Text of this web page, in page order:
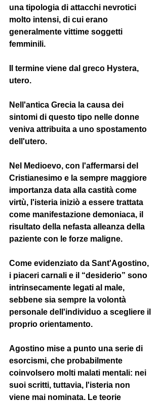
una tipologia di attacchi nevrotici
molto intensi, di cui erano
generalmente vittime soggetti
femminili.
Il termine viene dal greco Hystera,
utero.
Nell'antica Grecia la causa dei
sintomi di questo tipo nelle donne
veniva attribuita a uno spostamento
dell'utero.
Nel Medioevo, con l'affermarsi del
Cristianesimo e la sempre maggiore
importanza data alla castità come
virtù, l'isteria iniziò a essere trattata
come manifestazione demoniaca, il
risultato della nefasta alleanza della
paziente con le forze maligne.
Come evidenziato da Sant'Agostino,
i piaceri carnali e il “desiderio” sono
intrinsecamente legati al male,
sebbene sia sempre la volontà
personale dell'individuo a scegliere il
proprio orientamento.
Agostino mise a punto una serie di
esorcismi, che probabilmente
coinvolsero molti malati mentali: nei
suoi scritti, tuttavia, l'isteria non
viene mai nominata. Le teorie